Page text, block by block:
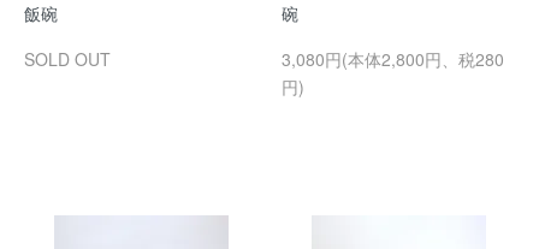
飯碗
SOLD OUT
碗
3,080円(本体2,800円、税280
円)